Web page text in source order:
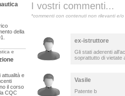
della
e
attualità e
il corso
CQC
I vostri commenti...
*commenti con contenuti non rilevanti e/
ex-istruttore
Gli stati aderenti
soprattutto di vietate
Vasile
Patente b